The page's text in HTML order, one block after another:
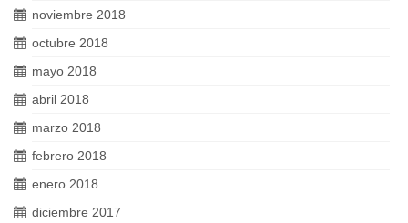
noviembre 2018
octubre 2018
mayo 2018
abril 2018
marzo 2018
febrero 2018
enero 2018
diciembre 2017